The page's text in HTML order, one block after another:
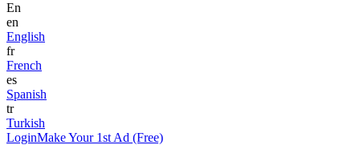
En
en
English
fr
French
es
Spanish
tr
Turkish
LoginMake Your 1st Ad (Free)